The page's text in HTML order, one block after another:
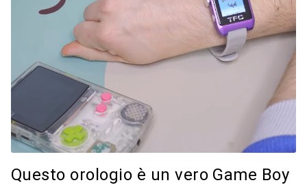
Questo orologio è un vero Game Boy